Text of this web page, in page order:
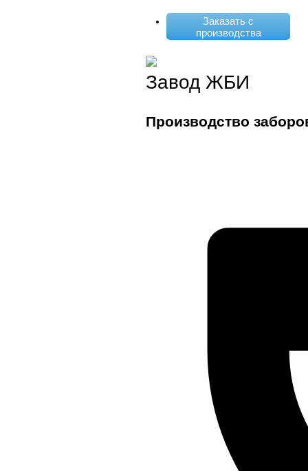
Заказать с
производства
Завод ЖБИ
Производство